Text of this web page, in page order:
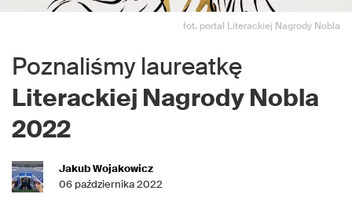
fot. portal Literackiej Nagrody Nobla
Poznaliśmy laureatkę
Literackiej Nagrody Nobla
2022
Jakub Wojakowicz
06 października 2022